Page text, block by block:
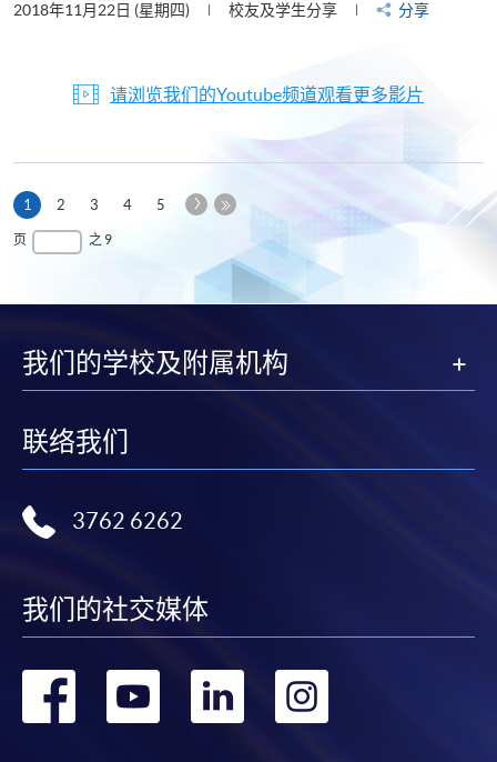
2018年11月22日 (星期四) 校友及学生分享 分享
请浏览我们的Youtube频道观看更多影片
1 本
页
2 3 4 5
下
后
页 之 9
我们的学校及附属机构
联络我们
3762 6262
我们的社交媒体
转
转
转